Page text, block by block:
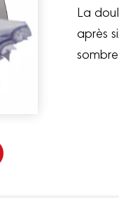
La
après